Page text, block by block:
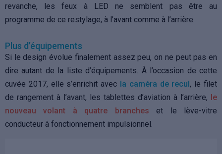
revanche, les feux à LED ne semblent pas être au
programme de ce restylage, à l’avant comme à l’arrière.
Plus d’équipements
Si le design évolue finalement assez peu, on ne peut pas en
dire autant de la liste d’équipements. À l’occasion de cette
cuvée 2017, elle s’enrichit avec la caméra de recul, le filet
de rangement à l’avant, les tablettes d’aviation à l’arrière, le
nouveau volant à quatre branches et le lève-vitre
conducteur à fonctionnement impulsionnel.